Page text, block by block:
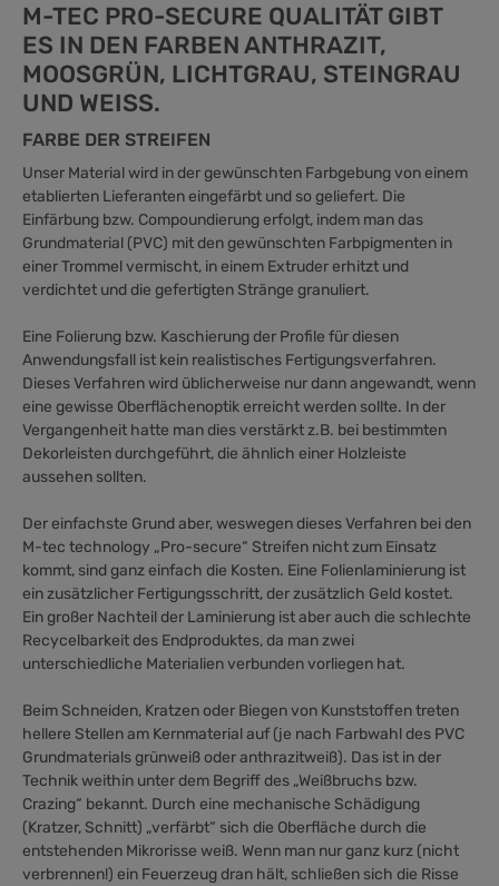
M-TEC PRO-SECURE QUALITÄT GIBT
ES IN DEN FARBEN ANTHRAZIT,
MOOSGRÜN, LICHTGRAU, STEINGRAU
UND WEISS.
FARBE DER STREIFEN
Unser Material wird in der gewünschten Farbgebung von einem
etablierten Lieferanten eingefärbt und so geliefert. Die
Einfärbung bzw. Compoundierung erfolgt, indem man das
Grundmaterial (PVC) mit den gewünschten Farbpigmenten in
einer Trommel vermischt, in einem Extruder erhitzt und
verdichtet und die gefertigten Stränge granuliert.
Eine Folierung bzw. Kaschierung der Profile für diesen
Anwendungsfall ist kein realistisches Fertigungsverfahren.
Dieses Verfahren wird üblicherweise nur dann angewandt, wenn
eine gewisse Oberflächenoptik erreicht werden sollte. In der
Vergangenheit hatte man dies verstärkt z.B. bei bestimmten
Dekorleisten durchgeführt, die ähnlich einer Holzleiste
aussehen sollten.
Der einfachste Grund aber, weswegen dieses Verfahren bei den
M-tec technology „Pro-secure“ Streifen nicht zum Einsatz
kommt, sind ganz einfach die Kosten. Eine Folienlaminierung ist
ein zusätzlicher Fertigungsschritt, der zusätzlich Geld kostet.
Ein großer Nachteil der Laminierung ist aber auch die schlechte
Recycelbarkeit des Endproduktes, da man zwei
unterschiedliche Materialien verbunden vorliegen hat.
Beim Schneiden, Kratzen oder Biegen von Kunststoffen treten
hellere Stellen am Kernmaterial auf (je nach Farbwahl des PVC
Grundmaterials grünweiß oder anthrazitweiß). Das ist in der
Technik weithin unter dem Begriff des „Weißbruchs bzw.
Crazing“ bekannt. Durch eine mechanische Schädigung
(Kratzer, Schnitt) „verfärbt“ sich die Oberfläche durch die
entstehenden Mikrorisse weiß. Wenn man nur ganz kurz (nicht
verbrennen!) ein Feuerzeug dran hält, schließen sich die Risse